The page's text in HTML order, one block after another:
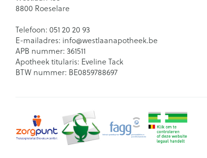
8800 Roeselare
Telefoon: 051 20 20 93
E-mailadres: info@westlaanapotheek.be
APB nummer: 361511
Apotheek titularis: Eveline Tack
BTW nummer: BE0859788697